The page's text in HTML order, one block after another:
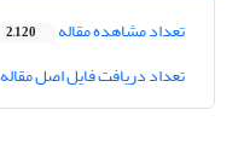
تعداد مشاهده مقاله 2,120
تعداد دریافت فایل اصل مقاله